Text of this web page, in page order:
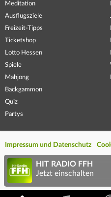
Meditation
Ausflugsziele
Freizeit-Tipps
Ticketshop
Lotto Hessen
Spiele
Mahjong
Backgammon
Quiz
Partys
Impressum und Datenschutz
HIT RADIO FFH
Jetzt einschalten